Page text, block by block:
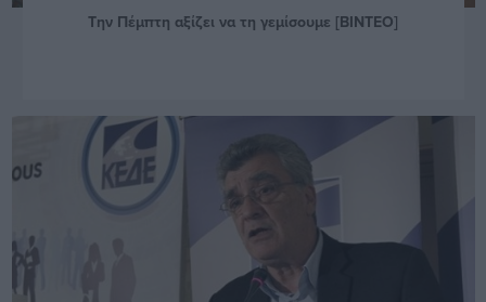
Την Πέμπτη αξίζει να τη γεμίσουμε [ΒΙΝΤΕΟ]